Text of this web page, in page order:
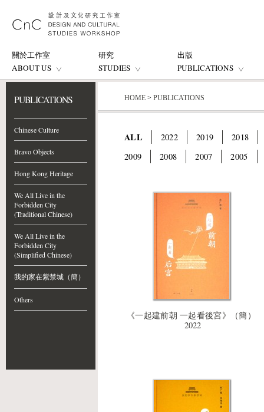
關於工作室
ABOUT US
研究
STUDIES
出版
PUBLICATIONS
PUBLICATIONS
Chinese Culture
Bravo Objects
Hong Kong Heritage
We All Live in the
Forbidden City
(Traditional Chinese)
We All Live in the
Forbidden City
(Simplified Chinese)
我的家在紫禁城（簡）
Others
HOME > PUBLICATIONS
ALL 2022 2019
2018
2009
2008 2007 2005
《一起建前朝 一起看後宮》（簡）
2022